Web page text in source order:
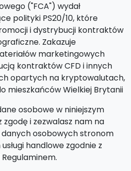
("FCA") wydał
polityki PS20/10, które
i dystrybucji kontraktów
Zakazuje
marketingowych
kontraktów CFD i innych
opartych na kryptowalutach,
mieszkańców Wielkiej Brytanii
osobowe w niniejszym
i zezwalasz nam na
osobowych stronom
handlowe zgodnie z